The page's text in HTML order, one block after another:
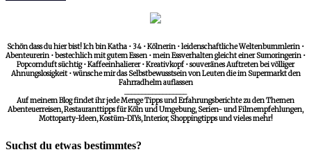
Schön dass du hier bist! Ich bin Katha • 34 • Kölnerin • leidenschaftliche Weltenbummlerin •
Abenteurerin • bestechlich mit gutem Essen • mein Essverhalten gleicht einer Sumoringerin •
Popcornduft süchtig • Kaffeeinhalierer • Kreativkopf • souveränes Auftreten bei völliger
Ahnungslosigkeit • wünsche mir das Selbstbewusstsein von Leuten die im Supermarkt den
Fahrradhelm auflassen
__________________
Auf meinem Blog findet ihr jede Menge Tipps und Erfahrungsberichte zu den Themen
Abenteuerreisen, Restauranttipps für Köln und Umgebung, Serien- und Filmempfehlungen,
Mottoparty-Ideen, Kostüm-DIYs, Interior, Shoppingtipps und vieles mehr!
Suchst du etwas bestimmtes?